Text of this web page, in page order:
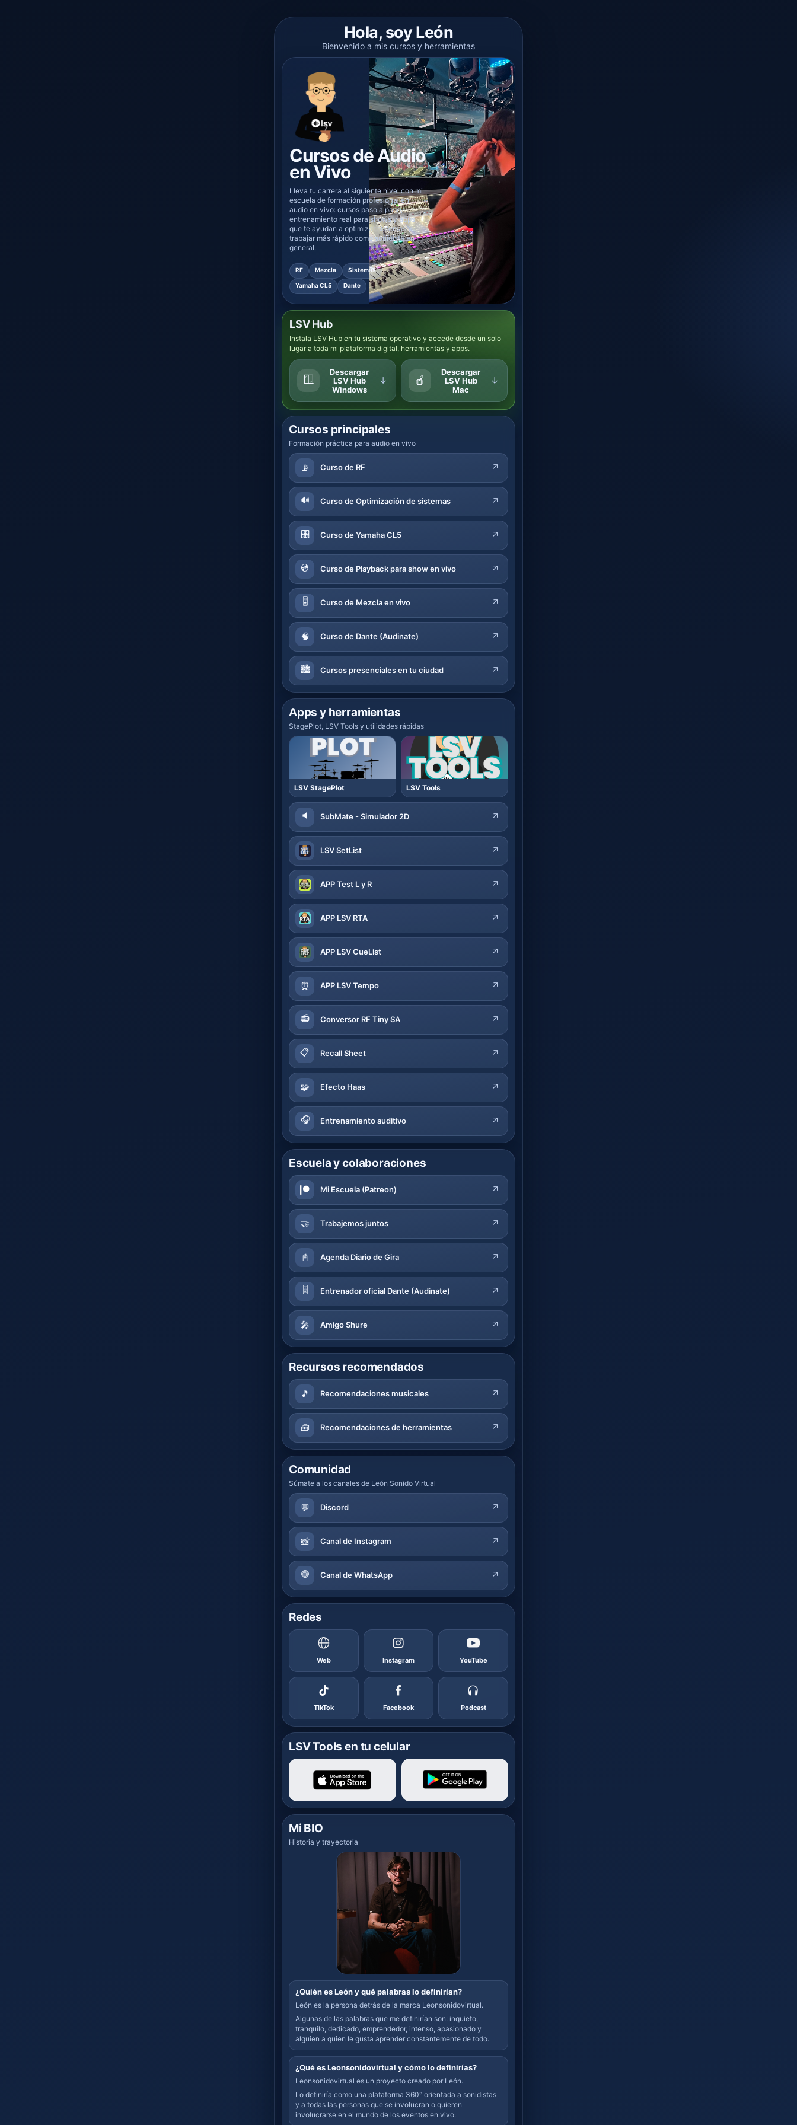
Hola, soy León
Bienvenido a mis cursos y herramientas
Cursos de Audio
en Vivo
Lleva tu carrera al siguiente nivel con mi
escuela de formación profesional en
audio en vivo: cursos paso a paso,
entrenamiento real para shows y apps
que te ayudan a optimizar sistemas y
trabajar más rápido como sonidista en
general.
RF Mezcla Sistemas
Yamaha CL5 Dante
LSV Hub
Instala LSV Hub en tu sistema operativo y accede desde un solo
lugar a toda mi plataforma digital, herramientas y apps.
🪟
Descargar
LSV Hub
Windows
↓ 🍎
Descargar
LSV Hub
Mac
↓
Cursos principales
Formación práctica para audio en vivo
📡 Curso de RF ↗
🔊 Curso de Optimización de sistemas ↗
🎛️ Curso de Yamaha CL5 ↗
💿 Curso de Playback para show en vivo ↗
🎚️ Curso de Mezcla en vivo ↗
🧠 Curso de Dante (Audinate) ↗
🏙️ Cursos presenciales en tu ciudad ↗
Apps y herramientas
StagePlot, LSV Tools y utilidades rápidas
LSV StagePlot LSV Tools
🔈 SubMate - Simulador 2D ↗
LSV SetList ↗
APP Test L y R ↗
APP LSV RTA ↗
APP LSV CueList ↗
⏰ APP LSV Tempo ↗
📻 Conversor RF Tiny SA ↗
📋 Recall Sheet ↗
🧩 Efecto Haas ↗
🎧 Entrenamiento auditivo ↗
Escuela y colaboraciones
Mi Escuela (Patreon) ↗
🤝 Trabajemos juntos ↗
📓 Agenda Diario de Gira ↗
🎚️ Entrenador oficial Dante (Audinate) ↗
🎤 Amigo Shure ↗
Recursos recomendados
🎵 Recomendaciones musicales ↗
🧰 Recomendaciones de herramientas ↗
Comunidad
Súmate a los canales de León Sonido Virtual
💬 Discord ↗
📸 Canal de Instagram ↗
🟢 Canal de WhatsApp ↗
Redes
Web Instagram YouTube
TikTok Facebook Podcast
LSV Tools en tu celular
Mi BIO
Historia y trayectoria
¿Quién es León y qué palabras lo definirían?
León es la persona detrás de la marca Leonsonidovirtual.
Algunas de las palabras que me definirían son: inquieto,
tranquilo, dedicado, emprendedor, intenso, apasionado y
alguien a quien le gusta aprender constantemente de todo.
¿Qué es Leonsonidovirtual y cómo lo definirías?
Leonsonidovirtual es un proyecto creado por León.
Lo definiría como una plataforma 360° orientada a sonidistas
y a todas las personas que se involucran o quieren
involucrarse en el mundo de los eventos en vivo.